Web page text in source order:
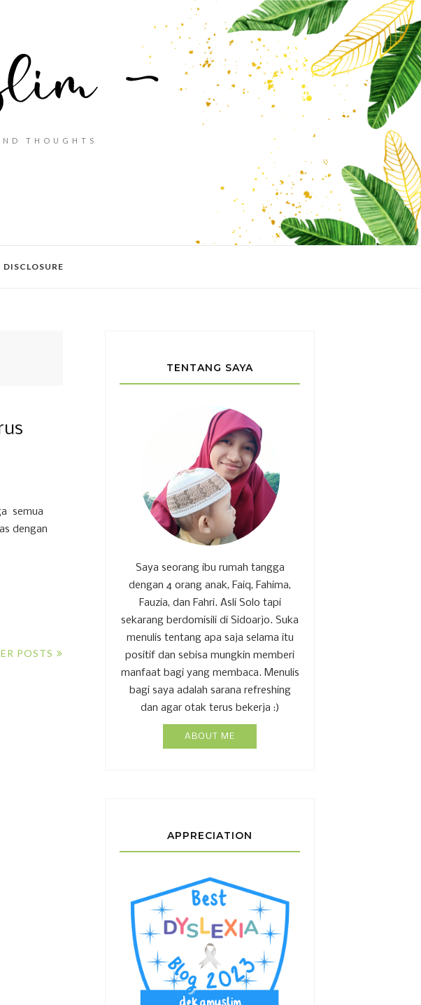
THOUGHTS
DISCLOSURE
semua
dengan
POSTS
TENTANG SAYA
Saya seorang ibu rumah tangga
dengan 4 orang anak, Faiq, Fahima,
Fauzia, dan Fahri. Asli Solo tapi
sekarang berdomisili di Sidoarjo. Suka
menulis tentang apa saja selama itu
positif dan sebisa mungkin memberi
manfaat bagi yang membaca. Menulis
bagi saya adalah sarana refreshing
dan agar otak terus bekerja :)
ABOUT ME
APPRECIATION